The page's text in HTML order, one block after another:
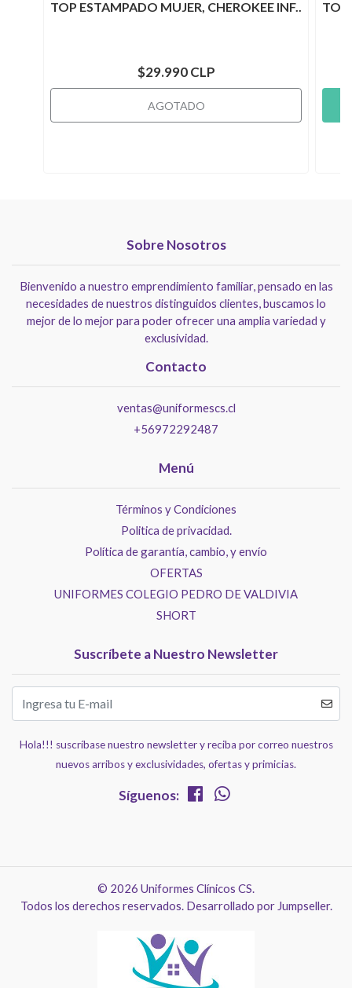
TOP ESTAMPADO MUJER, CHEROKEE INF..
$29.990 CLP
AGOTADO
TOP
Sobre Nosotros
Bienvenido a nuestro emprendimiento familiar, pensado en las
necesidades de nuestros distinguidos clientes, buscamos lo
mejor de lo mejor para poder ofrecer una amplia variedad y
exclusividad.
Contacto
ventas@uniformescs.cl
+56972292487
Menú
Términos y Condiciones
Politica de privacidad.
Política de garantía, cambio, y envío
OFERTAS
UNIFORMES COLEGIO PEDRO DE VALDIVIA
SHORT
Suscríbete a Nuestro Newsletter
Hola!!! suscríbase nuestro newsletter y reciba por correo nuestros
nuevos arribos y exclusividades, ofertas y primicias.
Síguenos:
© 2026 Uniformes Clínicos CS.
Todos los derechos reservados. Desarrollado por Jumpseller.